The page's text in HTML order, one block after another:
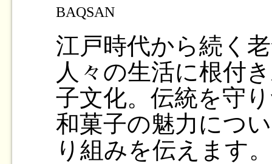
BAQSAN
江戸時代から続く
人々の生活に根付
子文化。伝統を守
和菓子の魅力につ
り組みを伝えます。